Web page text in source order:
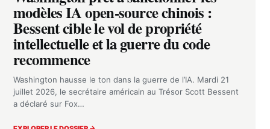
modèles IA open-source chinois :
Bessent cible le vol de propriété
intellectuelle et la guerre du code
recommence
Washington hausse le ton dans la guerre de l’IA. Mardi 21
juillet 2026, le secrétaire américain au Trésor Scott Bessent
a déclaré sur Fox…